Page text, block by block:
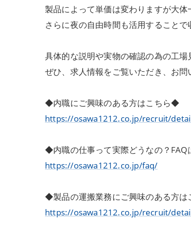
製品によって単価は変わりますが大体
さらに夜の自由時間も活用すること
具体的な説明や実物の確認の為の工場
ぜひ、求人情報をご覧いただき、お問
◆内職にご興味のある方はこちら◆
https://osawa1212.co.jp/recruit/
◆内職の仕事って実際どうなの？FAQ
https://osawa1212.co.jp/faq/
◆製品の運搬業務にご興味のある方
https://osawa1212.co.jp/recruit/